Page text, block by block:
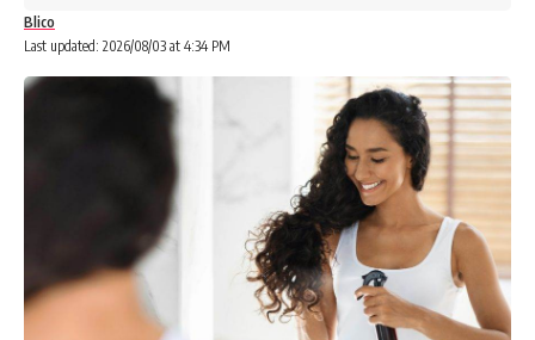
Last updated: 2026/08/03 at 4:34 PM
Blico